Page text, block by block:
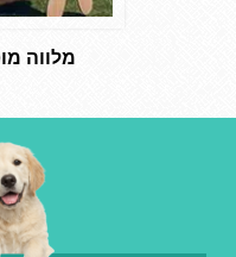
מלווה